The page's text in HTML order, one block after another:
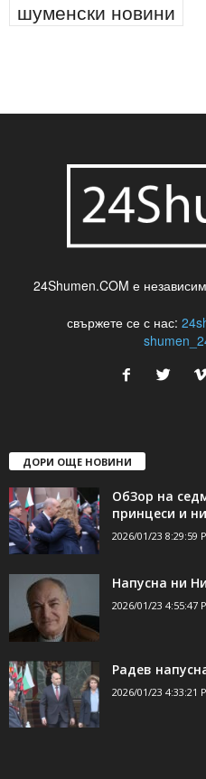
шуменски новини
24Shumen.COM е
свържете се с нас:
ДОРИ ОЩЕ НОВИНИ
ОбЗор на
принцеси и
2026/01/23 8:29:59
Напусна ни
2026/01/23 4:55:47
Радев
2026/01/23 4:33:21